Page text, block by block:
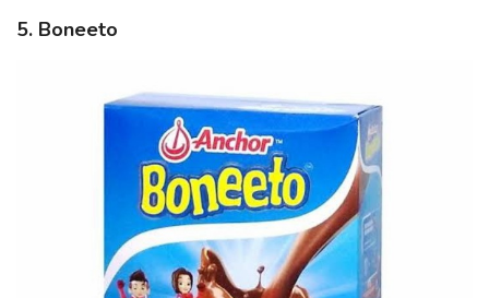
5. Boneeto